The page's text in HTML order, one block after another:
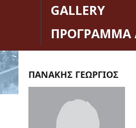
GALLERY
ΠΡΟΓΡΑΜΜΑ
ΠΑΝΑΚΗΣ ΓΕΩΡΓΙΟΣ